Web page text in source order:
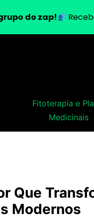
Fitoterapia e
Medicinais
Que
Modernos
do zap!